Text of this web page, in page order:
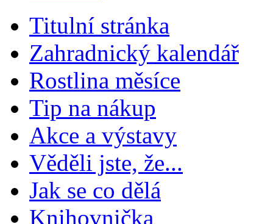
Titulní stránka
Zahradnický kalendář
Rostlina měsíce
Tip na nákup
Akce a výstavy
Věděli jste, že...
Jak se co dělá
Knihovnička